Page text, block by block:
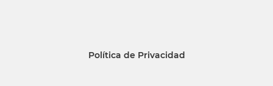
Política de Privacidad